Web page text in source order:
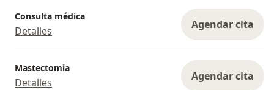
Consulta médica
Detalles Agendar cita
Mastectomia
Detalles Agendar cita